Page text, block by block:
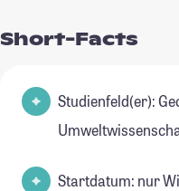
Short-Facts
Studienfeld(er): Geologie, Physik,
Startdatum: nur